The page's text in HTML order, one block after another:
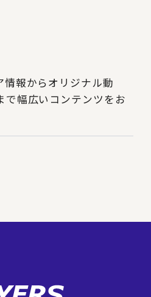
情報からオリジナル動
で幅広いコンテンツをお